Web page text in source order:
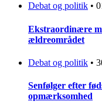
Debat og politik •
Ekstraordinære
ældreområdet
Debat og politik •
Senfølger efter
opmærksomhed